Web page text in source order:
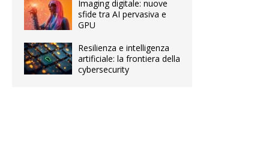
Imaging digitale: nuove
sfide tra AI pervasiva e
GPU
Resilienza e intelligenza
artificiale: la frontiera della
cybersecurity